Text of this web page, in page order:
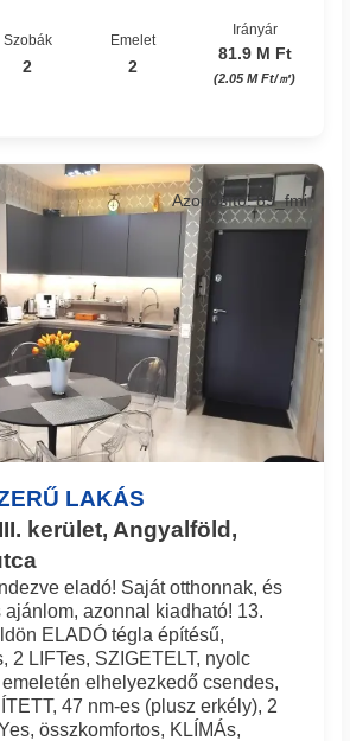
Szobák
2
Emelet
2
Irányár
81.9 M Ft
(2.05 M Ft/㎡)
LAKÁS
kerület, Angyalföld,
Azonosító: 89_fmi
eladó! Saját otthonnak, és
ajánlom, azonnal kiadható! 13.
ELADÓ tégla építésű,
2 LIFTes, SZIGETELT, nyolc
elhelyezkedő csendes,
47 nm-es (plusz erkély), 2
összkomfortos, KLÍMÁs,